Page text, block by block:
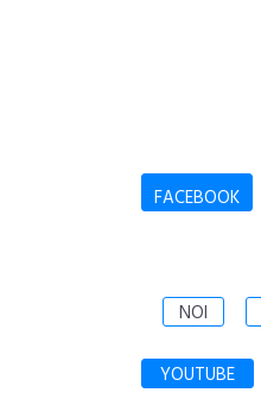
FACEBOOK
NOI
YOUTUBE